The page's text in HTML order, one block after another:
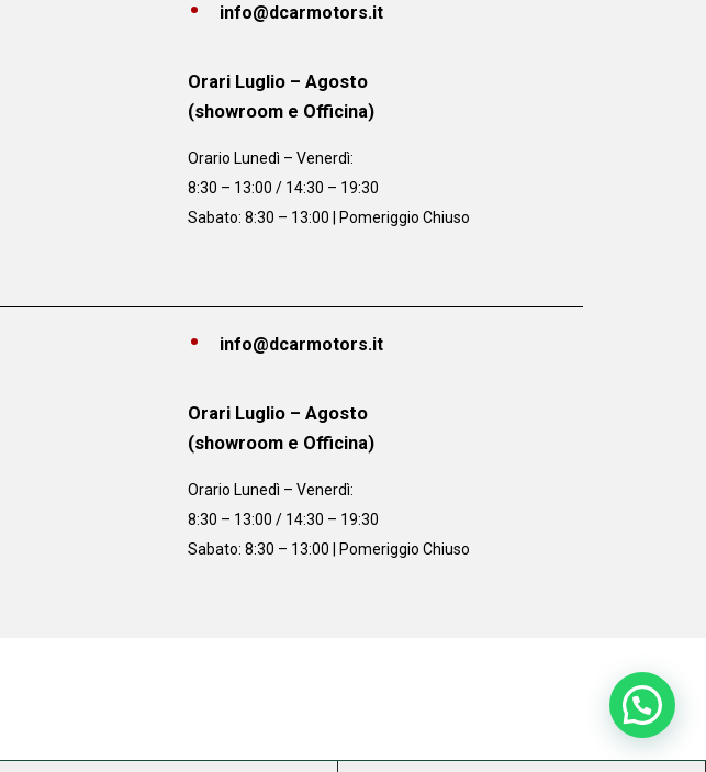
info@dcarmotors.it
Orari Luglio – Agosto
(showroom e Officina)
Orario Lunedì – Venerdì:
8:30 – 13:00 / 14:30 – 19:30
Sabato: 8:30 – 13:00 | Pomeriggio Chiuso
info@dcarmotors.it
Orari Luglio – Agosto
(showroom e Officina)
Orario Lunedì – Venerdì:
8:30 – 13:00 / 14:30 – 19:30
Sabato: 8:30 – 13:00 | Pomeriggio Chiuso